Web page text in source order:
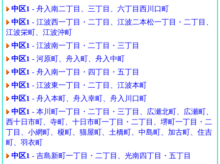
中区1 - 舟入南二丁目、三丁目、六丁目西川口町
中区1 - 江波西一丁目・二丁目、江波二本松一丁目・二丁目、
江波栄町、江波沖町
中区1 - 江波南一丁目・二丁目・三丁目
中区1 - 河原町、舟入町、舟入中町
中区1 - 舟入南一丁目・四丁目・五丁目
中区1 - 江波東一丁目・二丁目、江波本町
中区1 - 舟入本町、舟入幸町、舟入川口町
中区1 - 本川町一丁目・二丁目・三丁目、広瀬北町、広瀬町、
西十日市町、寺町、十日市町一丁目・二丁目、堺町一丁目・二
丁目、小網町、榎町、猫屋町、土橋町、中島町、加古町、住吉
町、羽衣町
中区1 - 吉島新町一丁目・二丁目、光南四丁目・五丁目